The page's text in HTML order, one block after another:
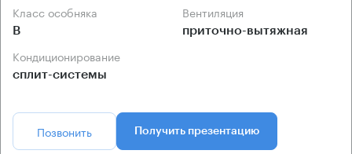
Класс особняка
B
Вентиляция
приточно-вытяжная
Кондиционирование
сплит-системы
Позвонить Получить презентацию